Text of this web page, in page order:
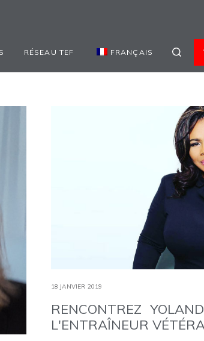
RÉSEAU TEF FRANÇAIS
18 JANVIER 2019
RENCONTREZ
L'ENTRAÎNEUR